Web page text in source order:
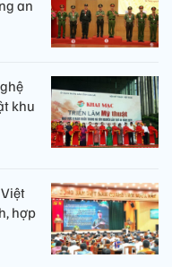
an
khu
hợp